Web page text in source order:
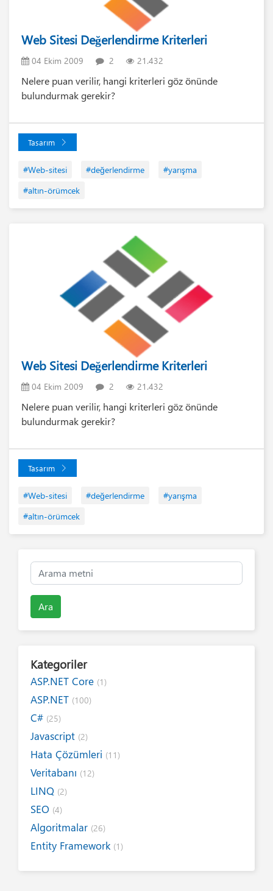
Web Sitesi Değerlendirme Kriterleri
04 Ekim 2009 2 21.432
Nelere puan verilir, hangi kriterleri göz önünde
bulundurmak gerekir?
Tasarım
#Web-sitesi #değerlendirme
#yarışma
#altın-örümcek
Web Sitesi Değerlendirme Kriterleri
04 Ekim 2009 2 21.432
Nelere puan verilir, hangi kriterleri göz önünde
bulundurmak gerekir?
Tasarım
#Web-sitesi #değerlendirme
#yarışma
#altın-örümcek
Ara
Kategoriler
ASP.NET Core (1)
ASP.NET (100)
C# (25)
Javascript (2)
Hata Çözümleri (11)
Veritabanı (12)
LINQ (2)
SEO (4)
Algoritmalar (26)
Entity Framework (1)